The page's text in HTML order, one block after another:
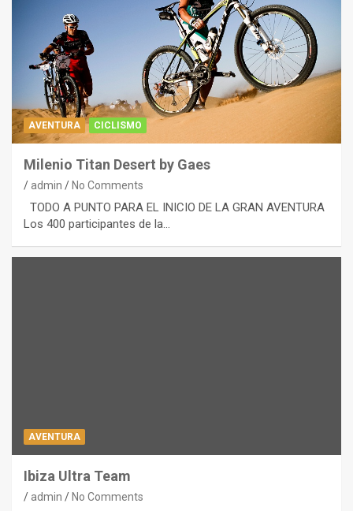
AVENTURA CICLISMO
Milenio Titan Desert by Gaes
admin No Comments
TODO A PUNTO PARA EL INICIO DE LA GRAN AVENTURA
Los 400 participantes de la…
AVENTURA
Ibiza Ultra Team
admin No Comments